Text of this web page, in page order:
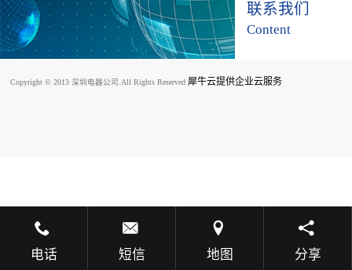
联系我们
Content
Copyright © 2013 深圳电器公司.All Rights Reserved犀牛云提供企业云服务
电话 短信 地图 分享